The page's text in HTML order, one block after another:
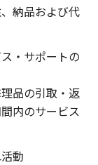
納品および代
・サポートの
品の引取・返
内のサービス
動